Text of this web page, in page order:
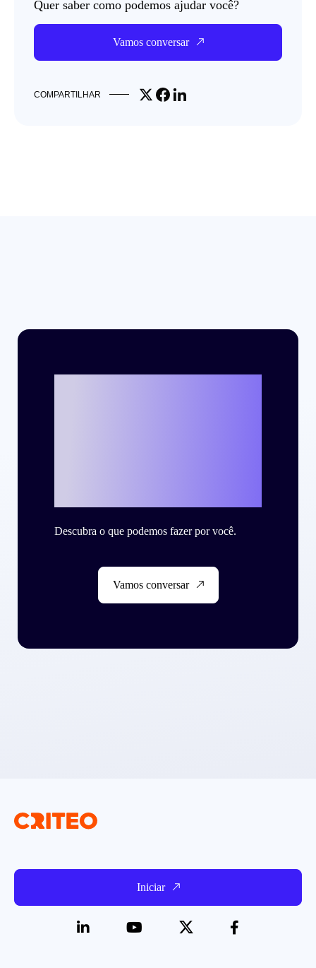
Quer saber como podemos ajudar você?
Vamos conversar
COMPARTILHAR Share on X
Share on Facebook
Share on LinkedIn
Descubra o que podemos fazer por você.
Vamos conversar
Iniciar